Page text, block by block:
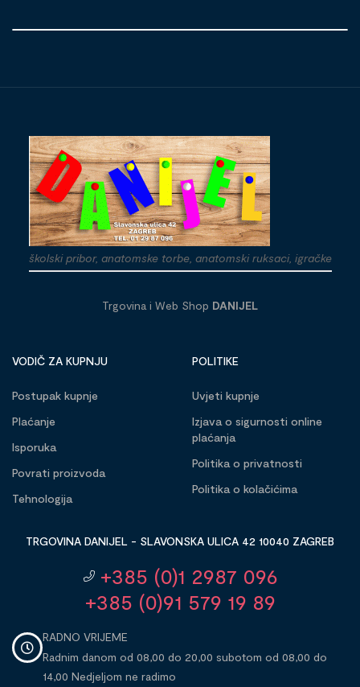
školski pribor, anatomske torbe, anatomski ruksaci, igračke
Trgovina i Web Shop DANIJEL
VODIČ ZA KUPNJU
Postupak kupnje
Plaćanje
Isporuka
Povrati proizvoda
Tehnologija
POLITIKE
Uvjeti kupnje
Izjava o sigurnosti online
plaćanja
Politika o privatnosti
Politika o kolačićima
TRGOVINA DANIJEL - SLAVONSKA ULICA 42 10040 ZAGREB
+385 (0)1 2987 096
+385 (0)91 579 19 89
RADNO VRIJEME
Radnim danom od 08,00 do 20,00 subotom od 08,00 do
14,00 Nedjeljom ne radimo